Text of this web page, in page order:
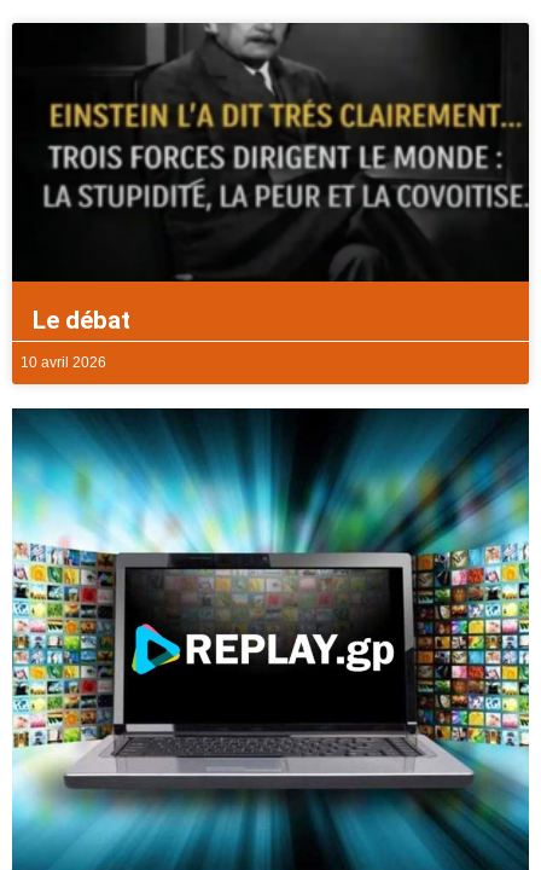
Le débat
10 avril 2026